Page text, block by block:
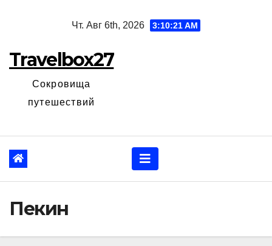
Чт. Авг 6th, 2026 3:10:22 AM
Travelbox27
Сокровища
путешествий
Пекин